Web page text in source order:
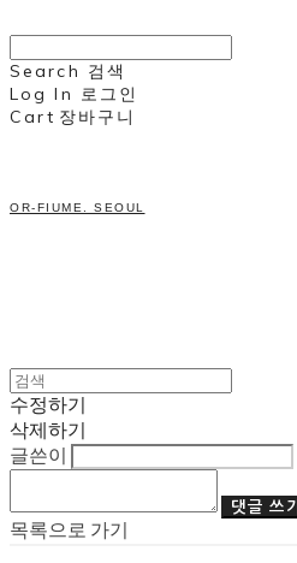
Search 검색
Log In 로그인
Cart 장바구니
OR-FIUME. SEOUL
수정하기
삭제하기
글쓴이
댓글 쓰기
목록으로 가기